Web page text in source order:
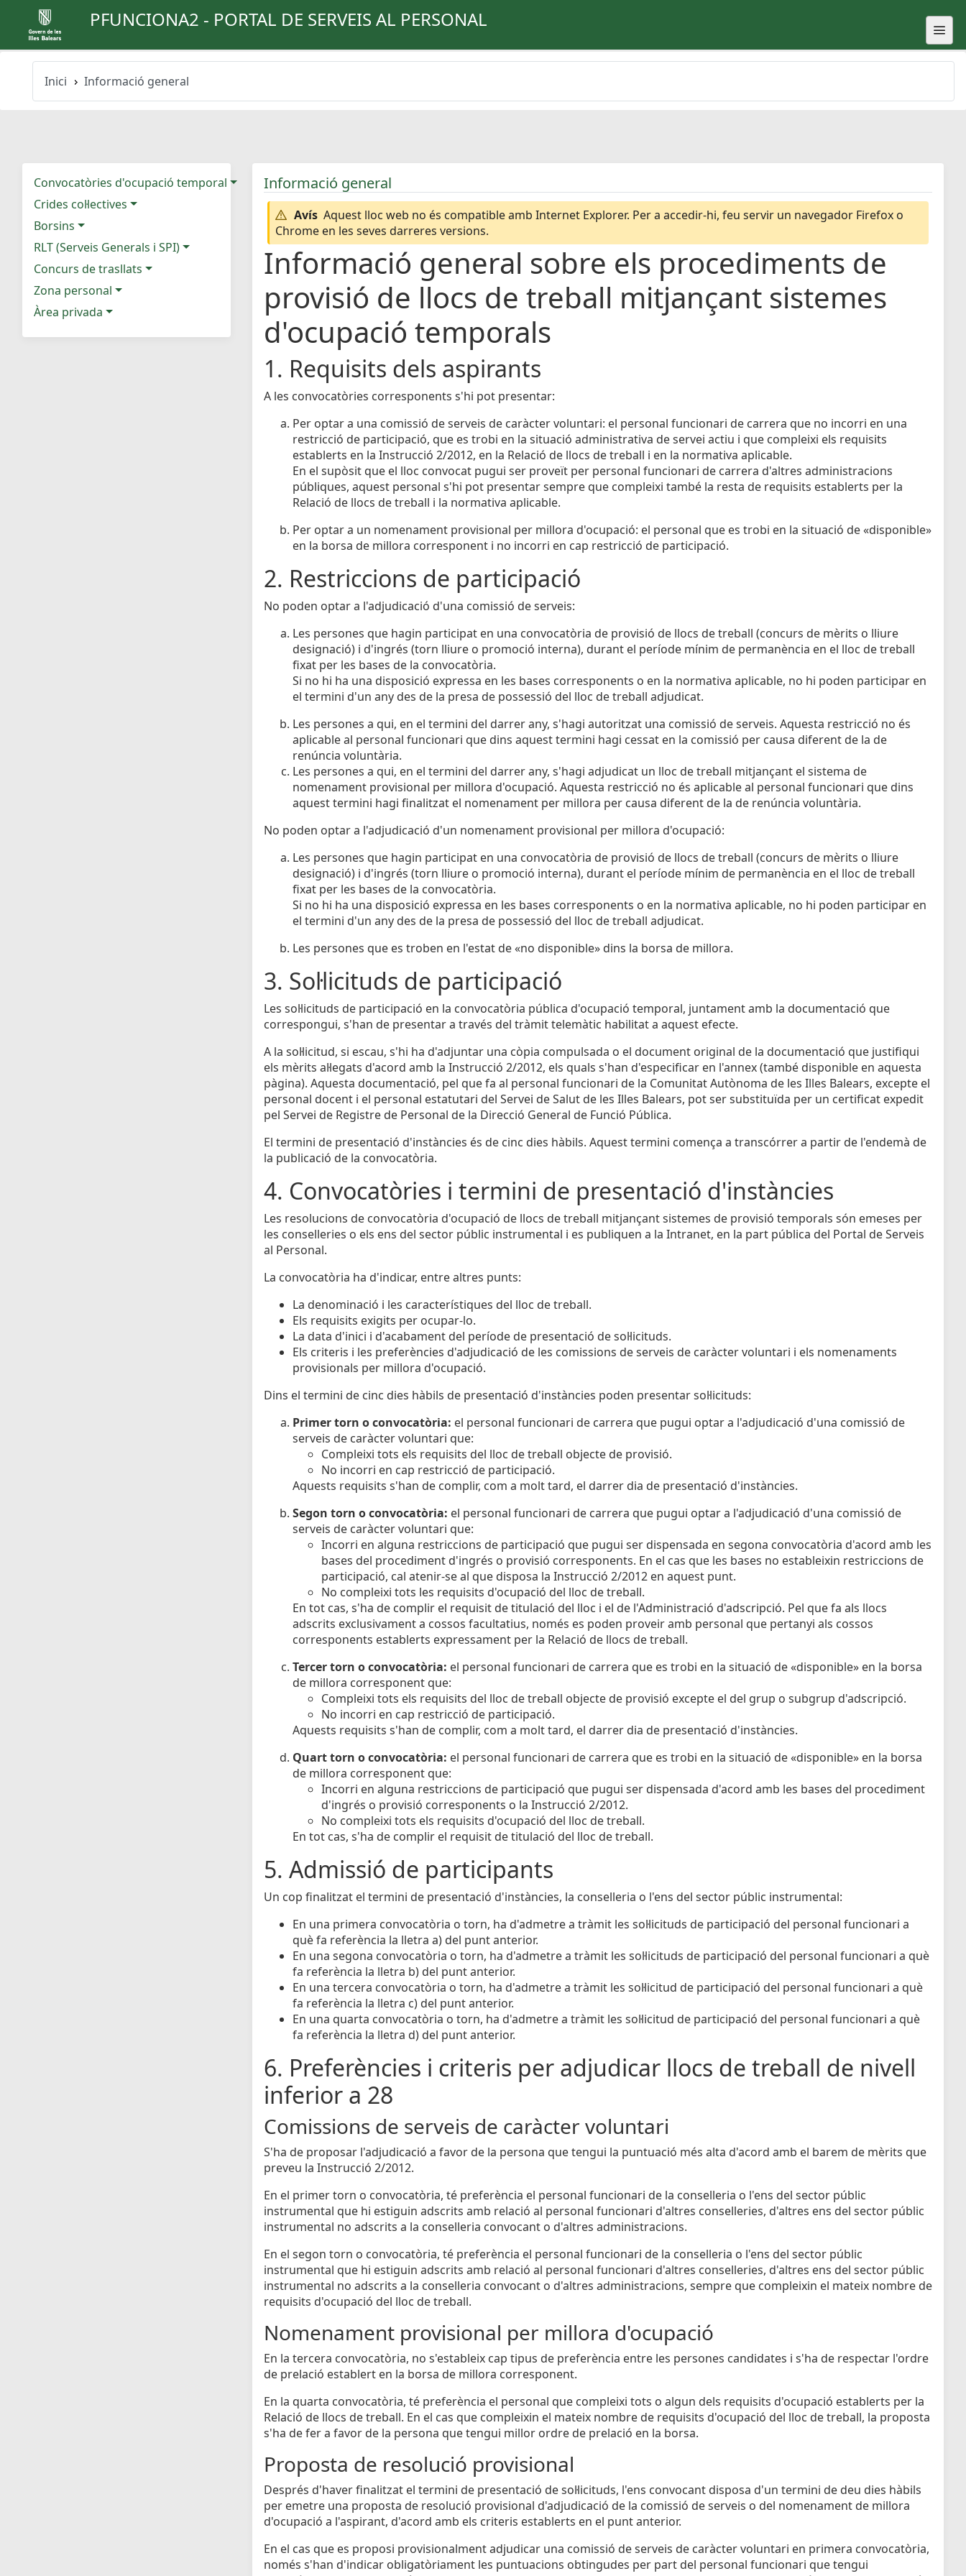
PFUNCIONA2 - PORTAL DE SERVEIS AL PERSONAL
Inici Informació general
Convocatòries d'ocupació temporal
Crides col·lectives
Borsins
RLT (Serveis Generals i SPI)
Concurs de trasllats
Zona personal
Àrea privada
Informació general
Avís Aquest lloc web no és compatible amb Internet Explorer. Per a accedir-hi, feu servir un navegador Firefox o
Chrome en les seves darreres versions.
Informació general sobre els procediments de
provisió de llocs de treball mitjançant sistemes
d'ocupació temporals
1. Requisits dels aspirants
A les convocatòries corresponents s'hi pot presentar:
Per optar a una comissió de serveis de caràcter voluntari: el personal funcionari de carrera que no incorri en una
restricció de participació, que es trobi en la situació administrativa de servei actiu i que compleixi els requisits
establerts en la Instrucció 2/2012, en la Relació de llocs de treball i en la normativa aplicable.
En el supòsit que el lloc convocat pugui ser proveït per personal funcionari de carrera d'altres administracions
públiques, aquest personal s'hi pot presentar sempre que compleixi també la resta de requisits establerts per la
Relació de llocs de treball i la normativa aplicable.
Per optar a un nomenament provisional per millora d'ocupació: el personal que es trobi en la situació de «disponible»
en la borsa de millora corresponent i no incorri en cap restricció de participació.
2. Restriccions de participació
No poden optar a l'adjudicació d'una comissió de serveis:
Les persones que hagin participat en una convocatòria de provisió de llocs de treball (concurs de mèrits o lliure
designació) i d'ingrés (torn lliure o promoció interna), durant el període mínim de permanència en el lloc de treball
fixat per les bases de la convocatòria.
Si no hi ha una disposició expressa en les bases corresponents o en la normativa aplicable, no hi poden participar en
el termini d'un any des de la presa de possessió del lloc de treball adjudicat.
Les persones a qui, en el termini del darrer any, s'hagi autoritzat una comissió de serveis. Aquesta restricció no és
aplicable al personal funcionari que dins aquest termini hagi cessat en la comissió per causa diferent de la de
renúncia voluntària.
Les persones a qui, en el termini del darrer any, s'hagi adjudicat un lloc de treball mitjançant el sistema de
nomenament provisional per millora d'ocupació. Aquesta restricció no és aplicable al personal funcionari que dins
aquest termini hagi finalitzat el nomenament per millora per causa diferent de la de renúncia voluntària.
No poden optar a l'adjudicació d'un nomenament provisional per millora d'ocupació:
Les persones que hagin participat en una convocatòria de provisió de llocs de treball (concurs de mèrits o lliure
designació) i d'ingrés (torn lliure o promoció interna), durant el període mínim de permanència en el lloc de treball
fixat per les bases de la convocatòria.
Si no hi ha una disposició expressa en les bases corresponents o en la normativa aplicable, no hi poden participar en
el termini d'un any des de la presa de possessió del lloc de treball adjudicat.
Les persones que es troben en l'estat de «no disponible» dins la borsa de millora.
3. Sol·licituds de participació
Les sol·licituds de participació en la convocatòria pública d'ocupació temporal, juntament amb la documentació que
correspongui, s'han de presentar a través del tràmit telemàtic habilitat a aquest efecte.
A la sol·licitud, si escau, s'hi ha d'adjuntar una còpia compulsada o el document original de la documentació que justifiqui
els mèrits al·legats d'acord amb la Instrucció 2/2012, els quals s'han d'especificar en l'annex (també disponible en aquesta
pàgina). Aquesta documentació, pel que fa al personal funcionari de la Comunitat Autònoma de les Illes Balears, excepte el
personal docent i el personal estatutari del Servei de Salut de les Illes Balears, pot ser substituïda per un certificat expedit
pel Servei de Registre de Personal de la Direcció General de Funció Pública.
El termini de presentació d'instàncies és de cinc dies hàbils. Aquest termini comença a transcórrer a partir de l'endemà de
la publicació de la convocatòria.
4. Convocatòries i termini de presentació d'instàncies
Les resolucions de convocatòria d'ocupació de llocs de treball mitjançant sistemes de provisió temporals són emeses per
les conselleries o els ens del sector públic instrumental i es publiquen a la Intranet, en la part pública del Portal de Serveis
al Personal.
La convocatòria ha d'indicar, entre altres punts:
La denominació i les característiques del lloc de treball.
Els requisits exigits per ocupar-lo.
La data d'inici i d'acabament del període de presentació de sol·licituds.
Els criteris i les preferències d'adjudicació de les comissions de serveis de caràcter voluntari i els nomenaments
provisionals per millora d'ocupació.
Dins el termini de cinc dies hàbils de presentació d'instàncies poden presentar sol·licituds:
Primer torn o convocatòria: el personal funcionari de carrera que pugui optar a l'adjudicació d'una comissió de
serveis de caràcter voluntari que:
Compleixi tots els requisits del lloc de treball objecte de provisió.
No incorri en cap restricció de participació.
Aquests requisits s'han de complir, com a molt tard, el darrer dia de presentació d'instàncies.
Segon torn o convocatòria: el personal funcionari de carrera que pugui optar a l'adjudicació d'una comissió de
serveis de caràcter voluntari que:
Incorri en alguna restriccions de participació que pugui ser dispensada en segona convocatòria d'acord amb les
bases del procediment d'ingrés o provisió corresponents. En el cas que les bases no estableixin restriccions de
participació, cal atenir-se al que disposa la Instrucció 2/2012 en aquest punt.
No compleixi tots les requisits d'ocupació del lloc de treball.
En tot cas, s'ha de complir el requisit de titulació del lloc i el de l'Administració d'adscripció. Pel que fa als llocs
adscrits exclusivament a cossos facultatius, només es poden proveir amb personal que pertanyi als cossos
corresponents establerts expressament per la Relació de llocs de treball.
Tercer torn o convocatòria: el personal funcionari de carrera que es trobi en la situació de «disponible» en la borsa
de millora corresponent que:
Compleixi tots els requisits del lloc de treball objecte de provisió excepte el del grup o subgrup d'adscripció.
No incorri en cap restricció de participació.
Aquests requisits s'han de complir, com a molt tard, el darrer dia de presentació d'instàncies.
Quart torn o convocatòria: el personal funcionari de carrera que es trobi en la situació de «disponible» en la borsa
de millora corresponent que:
Incorri en alguna restriccions de participació que pugui ser dispensada d'acord amb les bases del procediment
d'ingrés o provisió corresponents o la Instrucció 2/2012.
No compleixi tots els requisits d'ocupació del lloc de treball.
En tot cas, s'ha de complir el requisit de titulació del lloc de treball.
5. Admissió de participants
Un cop finalitzat el termini de presentació d'instàncies, la conselleria o l'ens del sector públic instrumental:
En una primera convocatòria o torn, ha d'admetre a tràmit les sol·licituds de participació del personal funcionari a
què fa referència la lletra a) del punt anterior.
En una segona convocatòria o torn, ha d'admetre a tràmit les sol·licituds de participació del personal funcionari a què
fa referència la lletra b) del punt anterior.
En una tercera convocatòria o torn, ha d'admetre a tràmit les sol·licitud de participació del personal funcionari a què
fa referència la lletra c) del punt anterior.
En una quarta convocatòria o torn, ha d'admetre a tràmit les sol·licitud de participació del personal funcionari a què
fa referència la lletra d) del punt anterior.
6. Preferències i criteris per adjudicar llocs de treball de nivell
inferior a 28
Comissions de serveis de caràcter voluntari
S'ha de proposar l'adjudicació a favor de la persona que tengui la puntuació més alta d'acord amb el barem de mèrits que
preveu la Instrucció 2/2012.
En el primer torn o convocatòria, té preferència el personal funcionari de la conselleria o l'ens del sector públic
instrumental que hi estiguin adscrits amb relació al personal funcionari d'altres conselleries, d'altres ens del sector públic
instrumental no adscrits a la conselleria convocant o d'altres administracions.
En el segon torn o convocatòria, té preferència el personal funcionari de la conselleria o l'ens del sector públic
instrumental que hi estiguin adscrits amb relació al personal funcionari d'altres conselleries, d'altres ens del sector públic
instrumental no adscrits a la conselleria convocant o d'altres administracions, sempre que compleixin el mateix nombre de
requisits d'ocupació del lloc de treball.
Nomenament provisional per millora d'ocupació
En la tercera convocatòria, no s'estableix cap tipus de preferència entre les persones candidates i s'ha de respectar l'ordre
de prelació establert en la borsa de millora corresponent.
En la quarta convocatòria, té preferència el personal que compleixi tots o algun dels requisits d'ocupació establerts per la
Relació de llocs de treball. En el cas que compleixin el mateix nombre de requisits d'ocupació del lloc de treball, la proposta
s'ha de fer a favor de la persona que tengui millor ordre de prelació en la borsa.
Proposta de resolució provisional
Després d'haver finalitzat el termini de presentació de sol·licituds, l'ens convocant disposa d'un termini de deu dies hàbils
per emetre una proposta de resolució provisional d'adjudicació de la comissió de serveis o del nomenament de millora
d'ocupació a l'aspirant, d'acord amb els criteris establerts en el punt anterior.
En el cas que es proposi provisionalment adjudicar una comissió de serveis de caràcter voluntari en primera convocatòria,
només s'han d'indicar obligatòriament les puntuacions obtingudes per part del personal funcionari que tengui